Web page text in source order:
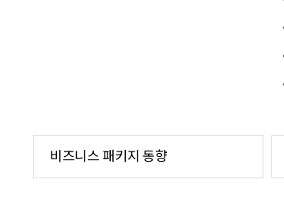
비즈니스 패키지 동향